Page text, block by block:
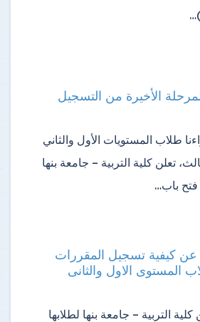
الأخيرة من التسجيل
طلاب المستويات الأول والثاني
تعلن كلية التربية – جامعة بنها
باب…
كيفية تسجيل المقررات
المستوى الاول والثانى
كلية التربية – جامعة بنها لطلابها